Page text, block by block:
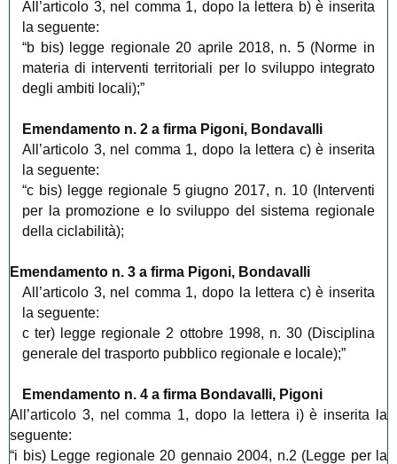
All’articolo 3, nel comma 1, dopo la lettera b) è inserita
la seguente:
“b bis) legge regionale 20 aprile 2018, n. 5 (Norme in
materia di interventi territoriali per lo sviluppo integrato
degli ambiti locali);”
Emendamento n. 2 a firma Pigoni, Bondavalli
All’articolo 3, nel comma 1, dopo la lettera c) è inserita
la seguente:
“c bis) legge regionale 5 giugno 2017, n. 10 (Interventi
per la promozione e lo sviluppo del sistema regionale
della ciclabilità);
Emendamento n. 3 a firma Pigoni, Bondavalli
All’articolo 3, nel comma 1, dopo la lettera c) è inserita
la seguente:
c ter) legge regionale 2 ottobre 1998, n. 30 (Disciplina
generale del trasporto pubblico regionale e locale);”
Emendamento n. 4 a firma Bondavalli, Pigoni
All’articolo 3, nel comma 1, dopo la lettera i) è inserita la
seguente:
“i bis) Legge regionale 20 gennaio 2004, n.2 (Legge per la